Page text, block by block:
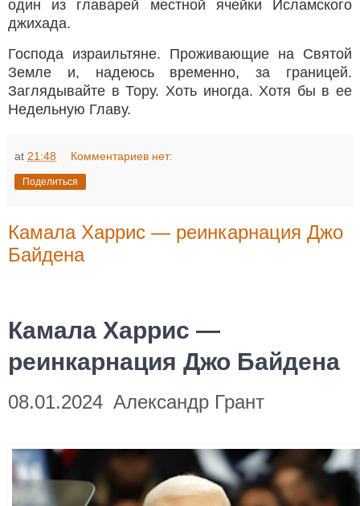
один из главарей местной ячейки Исламского
джихада.
Господа израильтяне. Проживающие на Святой
Земле и, надеюсь временно, за границей.
Заглядывайте в Тору. Хоть иногда. Хотя бы в ее
Недельную Главу.
at 21:48 Комментариев нет:
Поделиться
Камала Харрис — реинкарнация Джо
Байдена
Камала Харрис —
реинкарнация Джо Байдена
08.01.2024 Александр Грант
Харрис
—
реинкарнация